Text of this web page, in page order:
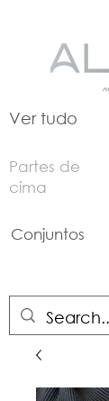
Ver tudo
Partes de
cima
Conjuntos